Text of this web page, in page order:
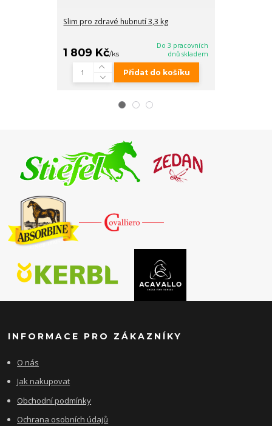
Slim pro zdravé hubnutí 3,3 kg
1 809 Kč/ks
Do 3 pracovních
dnů skladem
Přidat do košíku
INFORMACE PRO ZÁKAZNÍKY
O nás
Jak nakupovat
Obchodní podmínky
Ochrana osobních údajů